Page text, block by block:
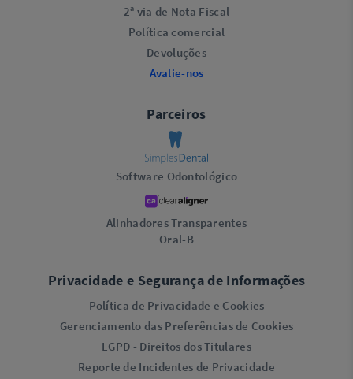
2ª via de Nota Fiscal
Política comercial
Devoluções
Avalie-nos
Parceiros
Software Odontológico
Alinhadores Transparentes
Oral-B
Privacidade e Segurança de Informações
Política de Privacidade e Cookies
Gerenciamento das Preferências de Cookies
LGPD - Direitos dos Titulares
Reporte de Incidentes de Privacidade